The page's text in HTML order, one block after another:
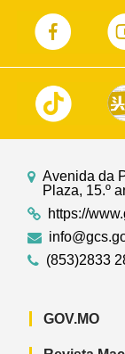
Avenida da
Plaza, 15.º
https://
(853)2833
GOV.MO